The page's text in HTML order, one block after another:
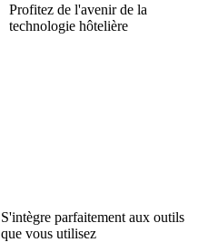
Profitez de l'avenir de la
technologie hôtelière
S'intègre parfaitement aux outils
que vous utilisez